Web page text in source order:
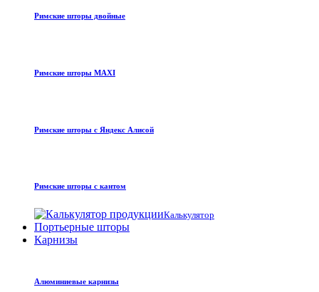
Римские шторы двойные
Римские шторы MAXI
Римские шторы с Яндекс Алисой
Римские шторы с кантом
Калькулятор
Портьерные шторы
Карнизы
Алюминиевые карнизы